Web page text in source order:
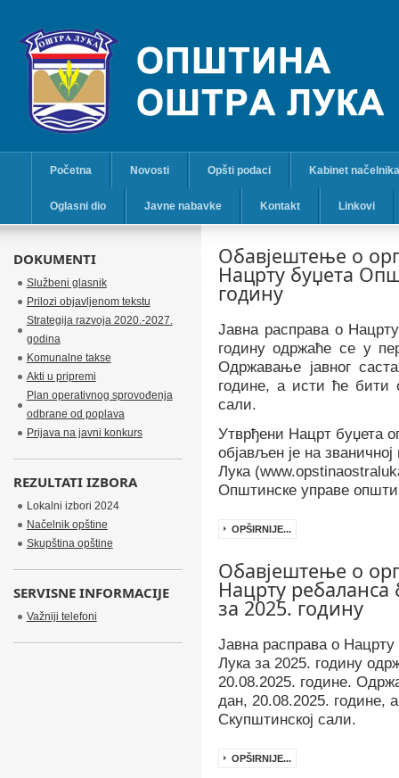
Početna Novosti Opšti podaci Kabinet načelnika
Oglasni dio Javne nabavke Kontakt Linkovi
Обавјештење о
Нацрту буџета
годину
Јавна расправа о
годину одржаће се у
Одржавање јавног
године, а исти ће бити
сали.
Утврђени Нацрт буџета
објављен је на
Лука
Општинске управе
OPŠIRNIJE...
Обавјештење о
Нацрту
за 2025. годину
Јавна расправа о
Лука за 2025. годину
20.08.2025. године.
дан, 20.08.2025. године,
Скупштинској сали.
OPŠIRNIJE...
DOKUMENTI
Službeni glasnik
Prilozi objavljenom tekstu
Strategija razvoja 2020.-2027.
godina
Komunalne takse
Akti u pripremi
Plan operativnog sprovođenja
odbrane od poplava
Prijava na javni konkurs
REZULTATI IZBORA
Lokalni izbori 2024
Načelnik opštine
Skupština opštine
SERVISNE INFORMACIJE
Važniji telefoni